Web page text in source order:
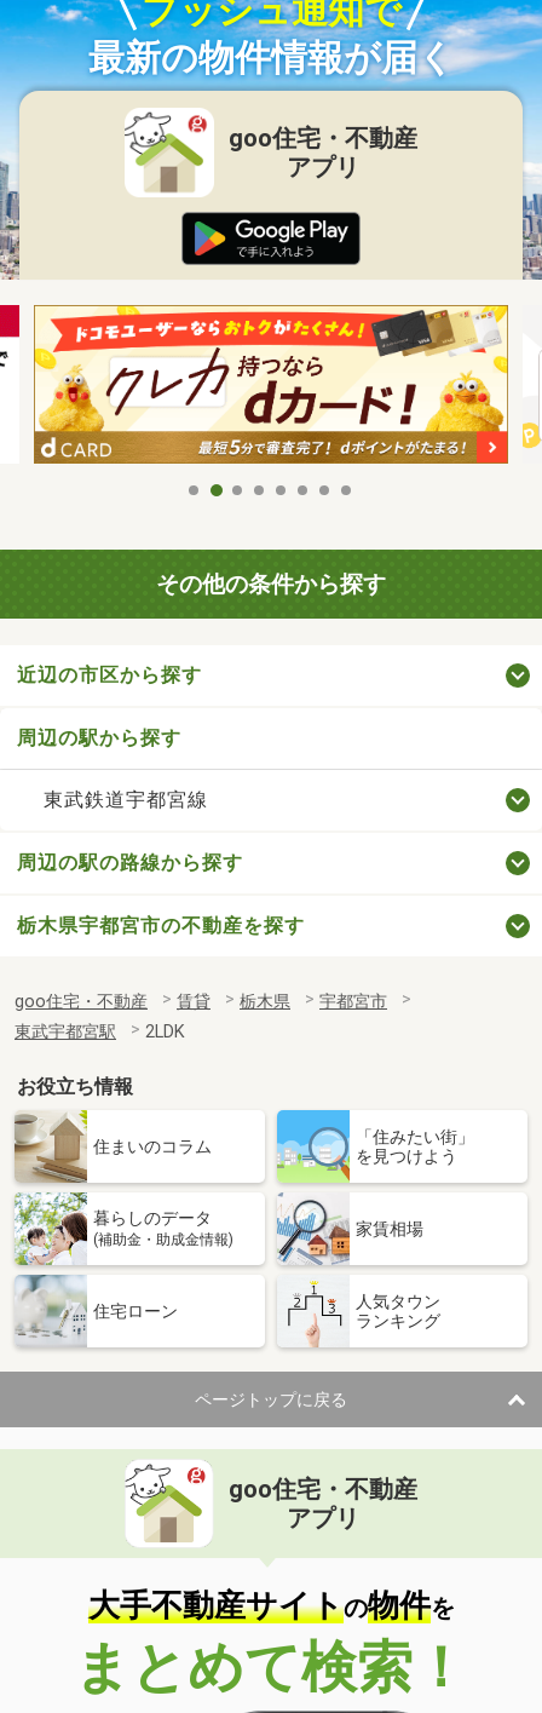
プッシュ通知で
最新の物件情報が届く
goo住宅・不動産
アプリ
その他の条件から探す
近辺の市区から探す
周辺の駅から探す
東武鉄道宇都宮線
周辺の駅の路線から探す
栃木県宇都宮市の不動産を探す
goo住宅・不動産 賃貸 栃木県
宇都宮市
東武宇都宮駅
2LDK
お役立ち情報
住まいのコラム
「住みたい街」
を見つけよう
暮らしのデータ
(補助金・助成金情報)
家賃相場
住宅ローン
人気タウン
ランキング
ページトップに戻る
goo住宅・不動産
アプリ
大手不動産サイトの物件を
まとめて検索！